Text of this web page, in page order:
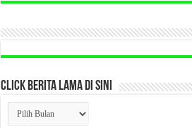
CLICK BERITA LAMA DI SINI
CLICK
BERITA